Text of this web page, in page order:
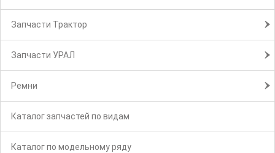
Запчасти Трактор
Запчасти УРАЛ
Ремни
Каталог запчастей по видам
Каталог по модельному ряду